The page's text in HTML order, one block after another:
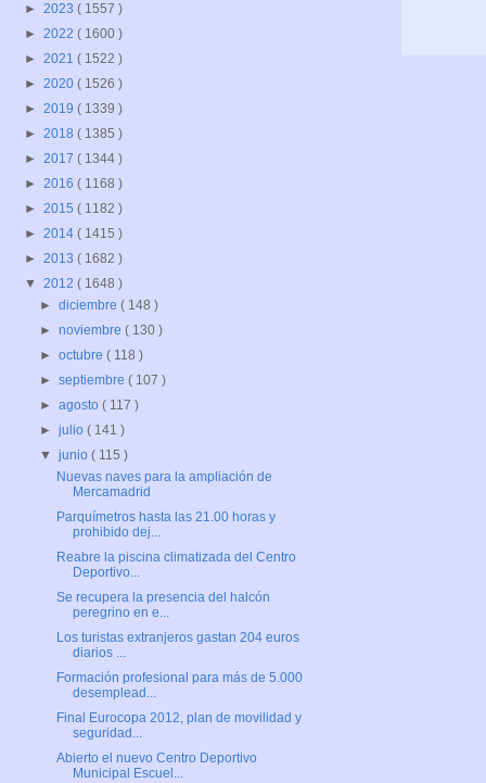
► 2023 ( 1557 )
► 2022 ( 1600 )
► 2021 ( 1522 )
► 2020 ( 1526 )
► 2019 ( 1339 )
► 2018 ( 1385 )
► 2017 ( 1344 )
► 2016 ( 1168 )
► 2015 ( 1182 )
► 2014 ( 1415 )
► 2013 ( 1682 )
▼ 2012 ( 1648 )
►diciembre( 148 )
►noviembre( 130 )
►octubre( 118 )
►septiembre( 107 )
►agosto( 117 )
►julio( 141 )
▼junio( 115 )
Nuevas naves para la ampliación de
Mercamadrid
Parquímetros hasta las 21.00 horas y
prohibido dej...
Reabre la piscina climatizada del Centro
Deportivo...
Se recupera la presencia del halcón
peregrino en e...
Los turistas extranjeros gastan 204 euros
diarios ...
Formación profesional para más de 5.000
desemplead...
Final Eurocopa 2012, plan de movilidad y
seguridad...
Abierto el nuevo Centro Deportivo
Municipal Escuel...